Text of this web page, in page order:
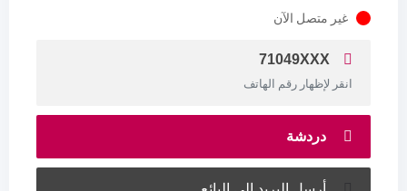
غير متصل الآن
71049XXX
انقر لإظهار رقم الهاتف
دردشة